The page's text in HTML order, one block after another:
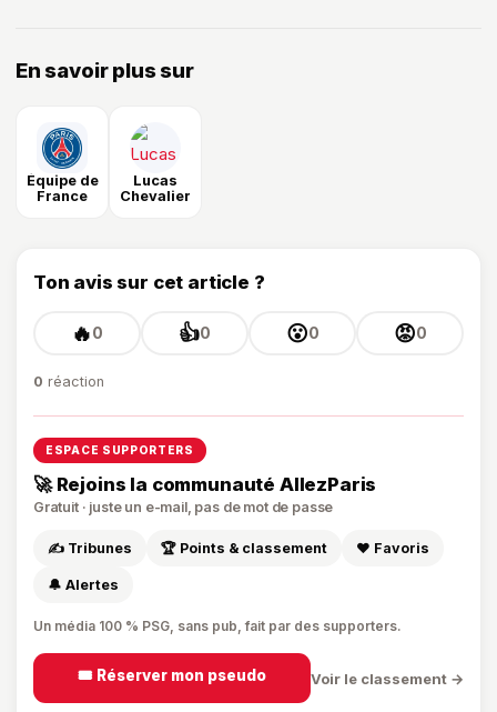
En savoir plus sur
Équipe de
France
Lucas
Chevalier
Ton avis sur cet article ?
🔥0 👍0 😮0 😡0
0 réaction
ESPACE SUPPORTERS
🚀 Rejoins la communauté AllezParis
Gratuit · juste un e-mail, pas de mot de passe
✍️ Tribunes 🏆 Points & classement ❤️ Favoris
🔔 Alertes
Un média 100 % PSG, sans pub, fait par des supporters.
🎟️ Réserver mon pseudo Voir le classement →